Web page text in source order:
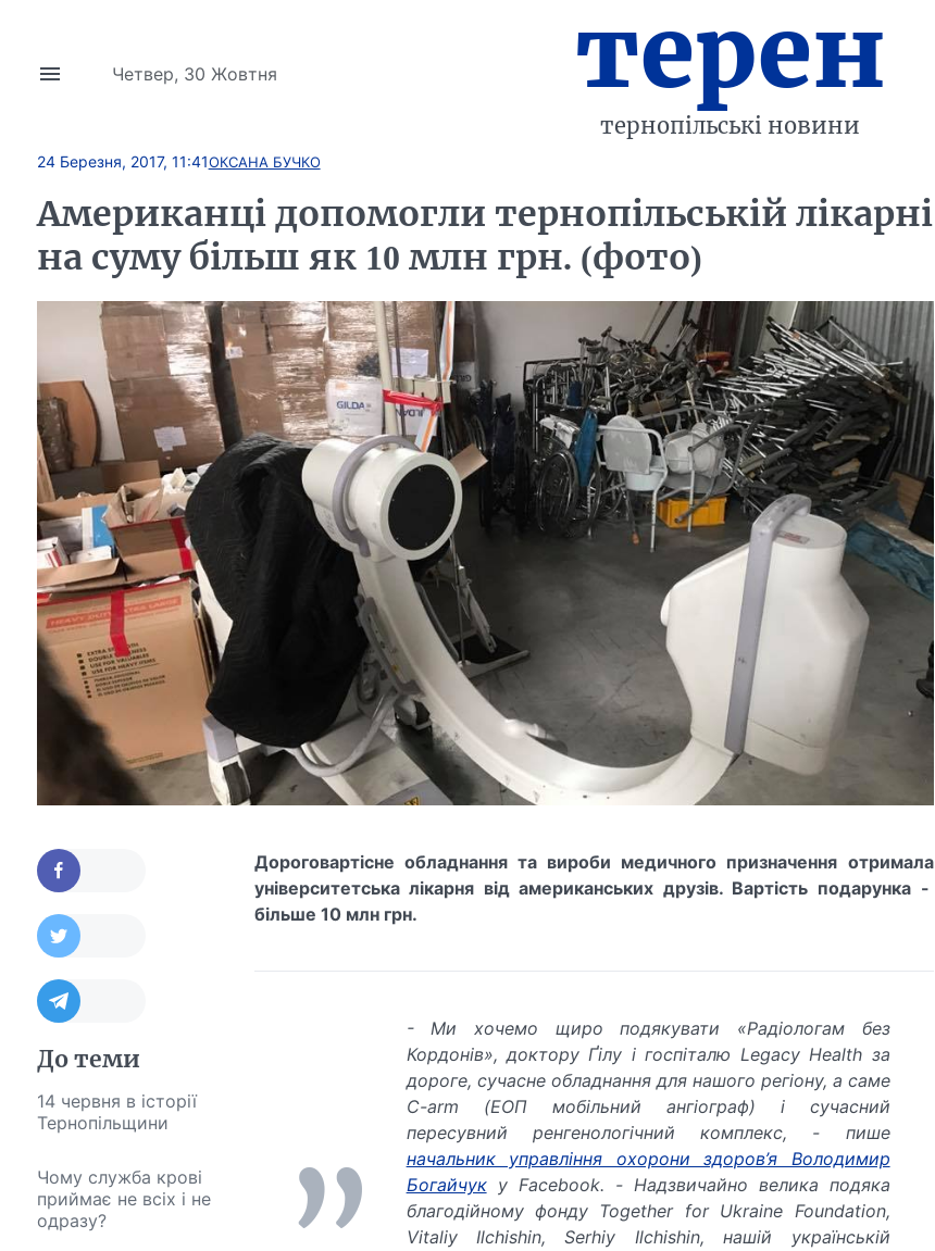
Четвер, 30 Жовтня терен
тернопільські новини
24 Березня, 2017, 11:41ОКСАНА БУЧКО
Американці допомогли тернопільській лікарні
на суму більш як 10 млн грн. (фото)
До теми
14 червня в історії
Тернопільщини
Чому служба крові
приймає не всіх і не
одразу?
Дороговартісне обладнання та вироби медичного призначення отримала
університетська лікарня від американських друзів. Вартість подарунка -
більше 10 млн грн.
-Ми хочемо щиро подякувати «Радіологам без
Кордонів», доктору Ґілу і госпіталю Legacy Health за
дороге, сучасне обладнання для нашого регіону, а саме
C-arm (ЕОП мобільний ангіограф) і сучасний
пересувний ренгенологічний комплекс, - пише
начальник управління охорони здоров’я Володимир
Богайчуку Facebook. - Надзвичайно велика подяка
благодійному фонду Together for Ukraine Foundation,
Vitaliy
Ilchishin,Serhiy Ilchishin, нашій українській